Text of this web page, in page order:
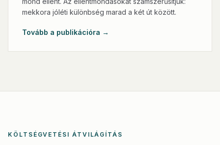
mekkora jóléti különbség marad a két út között.
Tovább a publikációra →
KÖLTSÉGVETÉSI ÁTVILÁGÍTÁS